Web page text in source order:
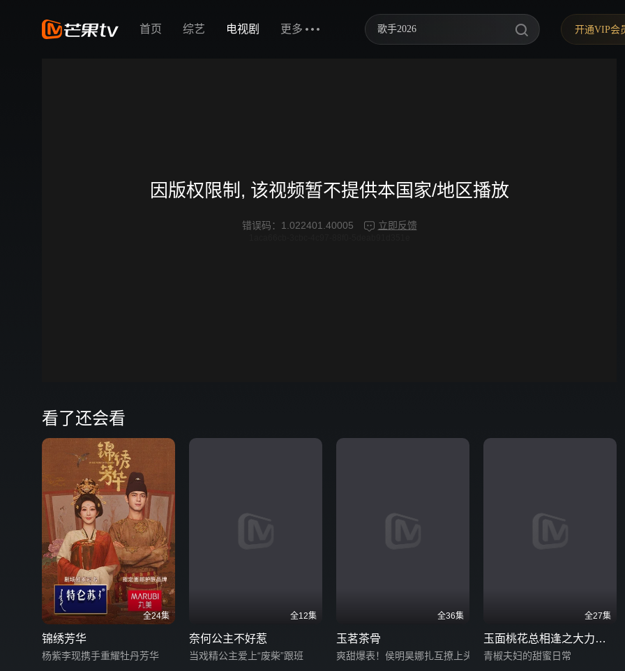
首页 综艺 电视剧 更多 歌手2026
忙忙碌碌寻宝藏2
开通VIP会
因版权限制, 该视频暂不提供本国家/地区播放
错误码： 1.022401.40005 立即反馈
看了还会看
全24集
锦绣芳华
杨紫李现携手重耀牡丹芳华
全12集
奈何公主不好惹
当戏精公主爱上“废柴”跟班
全36集
玉茗茶骨
爽甜爆表！侯明昊娜扎互撩上头
全27集
玉面桃花总相逢之大力少
女娇蛮追爱记
青椒夫妇的甜蜜日常